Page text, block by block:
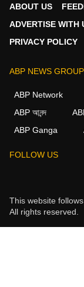
ABOUT US
ADVERTISE WITH
PRIVACY POLICY
ABP NEWS
ABP Network
ABP আনন্দ
ABP Ganga
FOLLOW US
This website
All rights reserved.